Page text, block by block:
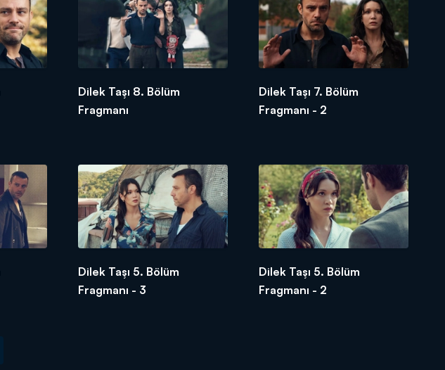
Dilek Taşı 8. Bölüm
Fragmanı
Dilek Taşı 7. Bölüm
Fragmanı - 2
Dilek Taşı 5. Bölüm
Fragmanı - 3
Dilek Taşı 5. Bölüm
Fragmanı - 2